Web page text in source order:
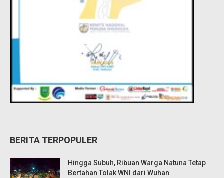
BERITA TERPOPULER
Hingga Subuh, Ribuan Warga Natuna Tetap
Bertahan Tolak WNI dari Wuhan